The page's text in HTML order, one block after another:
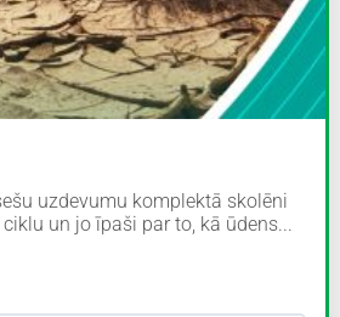
uzdevumu komplektā skolēni
un jo īpaši par to, kā ūdens...